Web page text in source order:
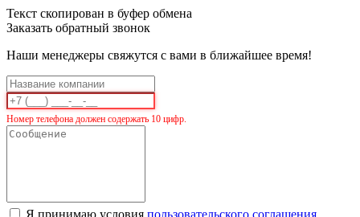
Текст скопирован в буфер обмена
Заказать обратный звонок
Наши менеджеры свяжутся с вами в ближайшее время!
Номер телефона должен содержать 10 цифр.
Я принимаю условия пользовательского соглашения